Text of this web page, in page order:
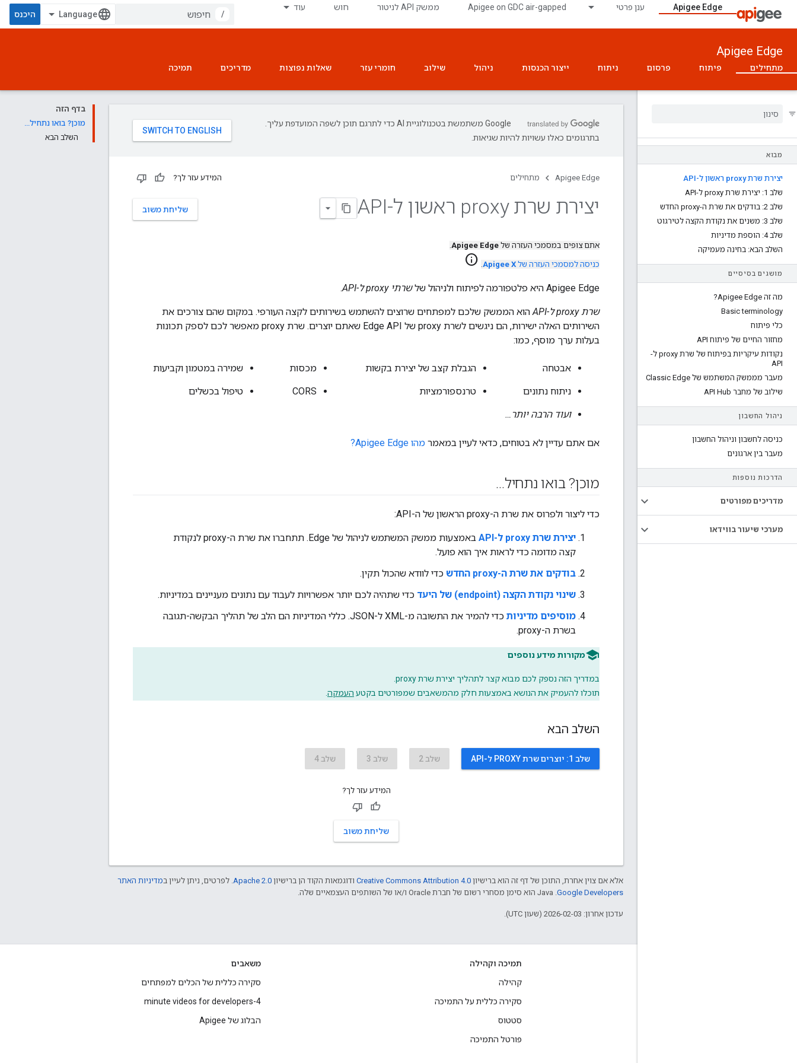
Apigee Edge ענן פרטי ‫Apigee on GDC air-gapped ממשק API לניטור חוש עוד
/ היכנס
Apigee Edge
מתחילים פיתוח פרסום ניתוח ייצור הכנסות ניהול שילוב חומרי עזר שאלות נפוצות מדריכים תמיכה
מבוא
יצירת שרת proxy ראשון ל-API
שלב 1: יצירת שרת proxy ל-API
שלב 2: בודקים את שרת ה-proxy החדש
שלב 3: משנים את נקודת הקצה לטירגוט
שלב 4: הוספת מדיניות
השלב הבא: בחינה מעמיקה
מושגים בסיסיים
מה זה Apigee Edge?
Basic terminology
כלי פיתוח
מחזור החיים של פיתוח API
נקודות עיקריות בפיתוח של שרת proxy ל-
API
מעבר מממשק המשתמש של Classic Edge
שילוב של מחבר API Hub
ניהול החשבון
כניסה לחשבון וניהול החשבון
מעבר בין ארגונים
הדרכות נוספות
מדריכים מפורטים
מערכי שיעור בווידאו
בדף הזה
מוכן? בואו נתחיל…
השלב הבא
‫Google משתמשת בטכנולוגיית AI כדי לתרגם תוכן לשפה המועדפת עליך.
בתרגומים כאלו עשויות להיות שגיאות.
Apigee Edge מתחילים המידע עזר לך?
שליחת משוב יצירת שרת proxy ראשון ל-API
אתם צופים במסמכי העזרה של Apigee Edge
.
כניסה למסמכי העזרה של Apigee X
.
info
Apigee Edge היא פלטפורמה לפיתוח ולניהול של שרתי proxy ל-API .
שרת proxy ל-API
הוא הממשק שלכם למפתחים שרוצים להשתמש בשירותים לקצה העורפי. במקום שהם צורכים את
השירותים האלה ישירות, הם ניגשים לשרת proxy של Edge API שאתם יוצרים. שרת proxy מאפשר לכם לספק תכונות
בעלות ערך מוסף, כמו:
אבטחה הגבלת קצב של יצירת בקשות מכסות שמירה במטמון וקביעות
ניתוח נתונים טרנספורמציות CORS טיפול בכשלים
ועוד הרבה יותר…
אם אתם עדיין לא בטוחים, כדאי לעיין במאמר מהו Apigee Edge?
מוכן? בואו נתחיל…
כדי ליצור ולפרוס את שרת ה-proxy הראשון של ה-API:
יצירת שרת proxy ל-API
באמצעות ממשק המשתמש לניהול של Edge. תתחברו את שרת ה-proxy לנקודת
קצה מדומה כדי לראות איך הוא פועל.
בודקים את שרת ה-proxy החדש
כדי לוודא שהכול תקין.
שינוי נקודת הקצה (endpoint) של היעד
כדי שתהיה לכם יותר אפשרויות לעבוד עם נתונים מעניינים במדיניות.
מוסיפים מדיניות
כדי להמיר את התשובה מ-XML ל-JSON. כללי המדיניות הם הלב של תהליך הבקשה-תגובה
בשרת ה-proxy.
מקורות מידע נוספים
במדריך הזה נספק לכם מבוא קצר לתהליך יצירת שרת proxy.
תוכלו להעמיק את הנושא באמצעות חלק מהמשאבים שמפורטים בקטע העמקה
השלב הבא
שלב 1: יוצרים שרת PROXY ל-API שלב 2 שלב 3 שלב 4
המידע עזר לך?
שליחת משוב
אלא אם צוין אחרת, התוכן של דף זה הוא ברישיון Creative Commons Attribution 4.0 ודוגמאות הקוד הן ברישיון Apache 2.0. לפרטים, ניתן לעיין במדיניות האתר
Google Developers‏.‏ Java הוא סימן מסחרי רשום של חברת Oracle ו/או של השותפים העצמאיים שלה.
עדכון אחרון: 2026-02-03 (שעון UTC).
תמיכה וקהילה
קהילה
סקירה כללית על התמיכה
סטטוס
פורטל התמיכה
משאבים
סקירה כללית של הכלים למפתחים
4-minute videos for developers
הבלוג של Apigee